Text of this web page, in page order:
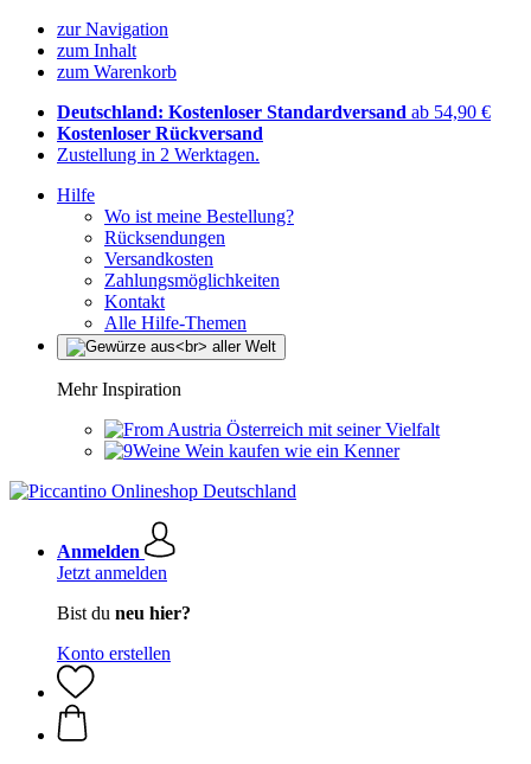
zur Navigation
zum Inhalt
zum Warenkorb
Deutschland: Kostenloser Standardversand ab 54,90 €
Kostenloser Rückversand
Zustellung in 2 Werktagen.
Hilfe
Wo ist meine Bestellung?
Rücksendungen
Versandkosten
Zahlungsmöglichkeiten
Kontakt
Alle Hilfe-Themen
Mehr Inspiration
Österreich mit seiner Vielfalt
Wein kaufen wie ein Kenner
Anmelden
Jetzt anmelden
Bist du neu hier?
Konto erstellen